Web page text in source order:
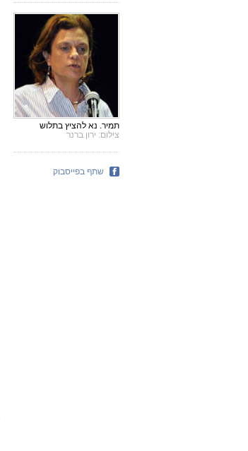
תמיר. נא להציץ בתלוש
צילום: ירון ברנר
שתף בפייסבוק